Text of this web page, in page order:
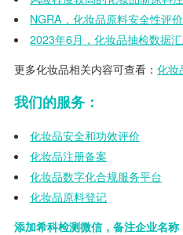
NGRA，化妆品原料安全性评
2023年6月，化妆品抽检数据
更多化妆品相关内容可查看： 化妆
我们的服务：
化妆品安全和功效评价
化妆品注册备案
化妆品数字化合规服务平台
化妆品原料登记
添加希科检测微信，备注企业名称